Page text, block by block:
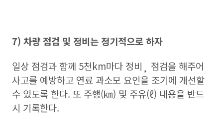
7) 차량 점검 및 정비는 정기적으로 하자
일상 점검과 함께 5천km마다 정비¸ 점검을 해주어
사고를 예방하고 연료 과소모 요인을 조기에 개선할
수 있도록 한다. 또 주행(㎞) 및 주유(ℓ) 내용을 반드
시 기록한다.